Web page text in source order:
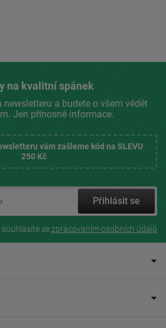
na kvalitní spánek
newsletteru a budete o všem vědět
Jen přínosné informace.
vám zašleme kód na SLEVU
250 Kč
Přihlásit se
sezpracovaním osobních údajů